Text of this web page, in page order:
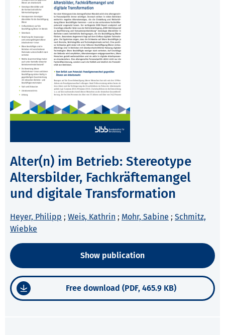
Alter(n) im Betrieb: Stereotype
Altersbilder, Fachkräftemangel
und digitale Transformation
Heyer, Philipp ; Weis, Kathrin ; Mohr, Sabine ; Schmitz,
Wiebke
Show publication
Free download (PDF, 465.9 KB)